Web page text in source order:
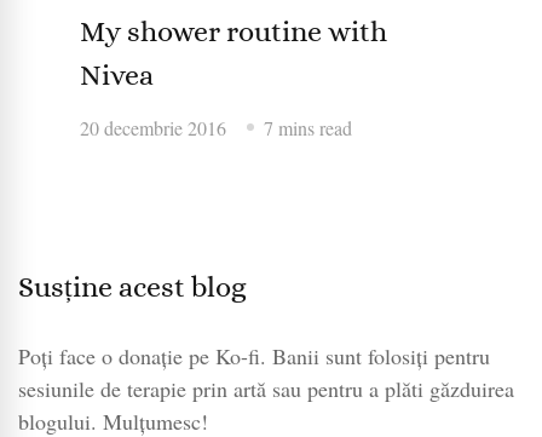
My shower routine with
Nivea
20 decembrie 2016 7 mins read
Susține acest blog
Poți face o donație pe Ko-fi. Banii sunt folosiți pentru
sesiunile de terapie prin artă sau pentru a plăti găzduirea
blogului. Mulțumesc!